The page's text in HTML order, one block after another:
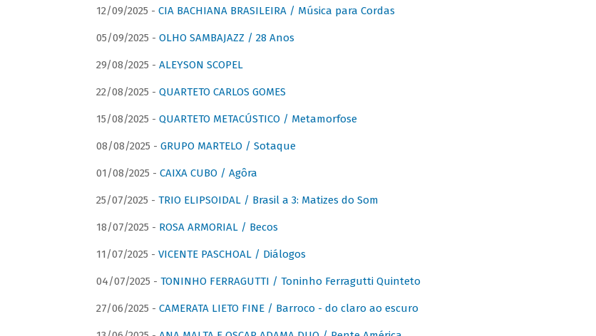
12/09/2025 - CIA BACHIANA BRASILEIRA / Música para Cordas
05/09/2025 - OLHO SAMBAJAZZ / 28 Anos
29/08/2025 - ALEYSON SCOPEL
22/08/2025 - QUARTETO CARLOS GOMES
15/08/2025 - QUARTETO METACÚSTICO / Metamorfose
08/08/2025 - GRUPO MARTELO / Sotaque
01/08/2025 - CAIXA CUBO / Agôra
25/07/2025 - TRIO ELIPSOIDAL / Brasil a 3: Matizes do Som
18/07/2025 - ROSA ARMORIAL / Becos
11/07/2025 - VICENTE PASCHOAL / Diálogos
04/07/2025 - TONINHO FERRAGUTTI / Toninho Ferragutti Quinteto
27/06/2025 - CAMERATA LIETO FINE / Barroco - do claro ao escuro